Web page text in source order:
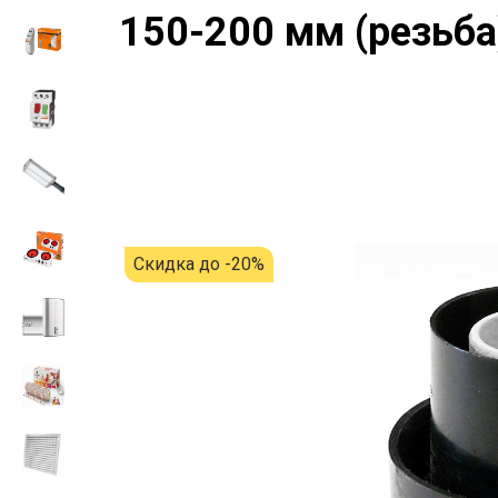
150-200 мм
Скидка до -20%